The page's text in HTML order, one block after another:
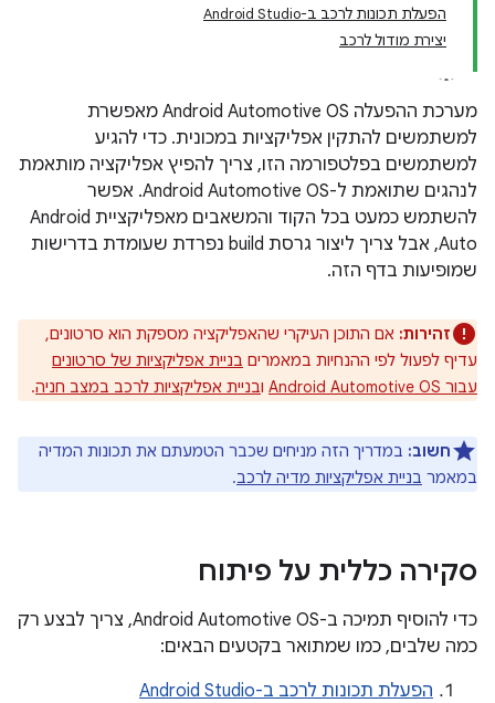
הפעלת תכונות לרכב ב-Android Studio
יצירת מודול לרכב
מערכת ההפעלה Android Automotive OS מאפשרת
למשתמשים להתקין אפליקציות במכונית. כדי להגיע
למשתמשים בפלטפורמה הזו, צריך להפיץ אפליקציה מותאמת
לנהגים שתואמת ל-Android Automotive OS. אפשר
להשתמש כמעט בכל הקוד והמשאבים מאפליקציית Android
Auto, אבל צריך ליצור גרסת build נפרדת שעומדת בדרישות
שמופיעות בדף הזה.
זהירות: אם התוכן העיקרי שהאפליקציה מספקת הוא סרטונים,
עדיף לפעול לפי ההנחיות במאמרים בניית אפליקציות של סרטונים
עבור Android Automotive OS
ובניית אפליקציות לרכב במצב חניה.
חשוב: במדריך הזה מניחים שכבר הטמעתם את תכונות המדיה
במאמר בניית אפליקציות מדיה לרכב.
סקירה כללית על פיתוח
כדי להוסיף תמיכה ב-Android Automotive OS, צריך לבצע רק
כמה שלבים, כמו שמתואר בקטעים הבאים:
הפעלת תכונות לרכב ב-Android Studio